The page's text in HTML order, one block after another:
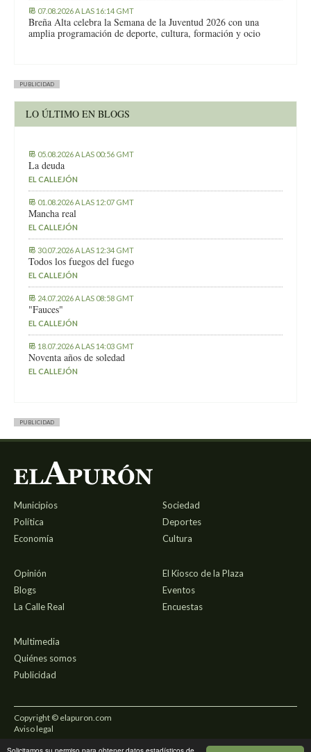
07.08.2026 A LAS 16:14 GMT
Breña Alta celebra la Semana de la Juventud 2026 con una
amplia programación de deporte, cultura, formación y ocio
PUBLICIDAD
LO ÚLTIMO EN BLOGS
05.08.2026 A LAS 00:56 GMT
La deuda
EL CALLEJÓN
01.08.2026 A LAS 12:07 GMT
Mancha real
EL CALLEJÓN
30.07.2026 A LAS 12:34 GMT
Todos los fuegos del fuego
EL CALLEJÓN
24.07.2026 A LAS 08:58 GMT
"Fauces"
EL CALLEJÓN
18.07.2026 A LAS 14:03 GMT
Noventa años de soledad
EL CALLEJÓN
PUBLICIDAD
Municipios
Política
Economía
Sociedad
Deportes
Cultura
Opinión
Blogs
La Calle Real
El Kiosco de la Plaza
Eventos
Encuestas
Multimedia
Quiénes somos
Publicidad
Copyright © elapuron.com
Aviso legal